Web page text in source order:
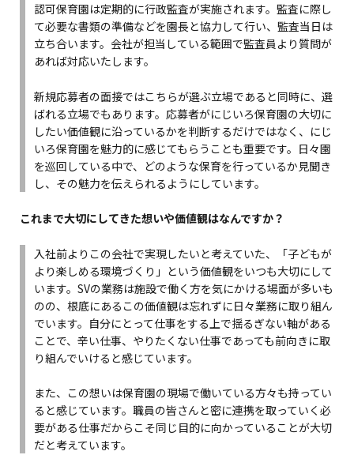
認可保育園は定期的に行政監査が実施されます。監査に際し
て必要な書類の準備などを園長と協力して行い、監査当日は
立ち合います。会社が担当している範囲で監査員より質問が
あれば対応いたします。
新規応募者の面接ではこちらが選ぶ立場であると同時に、選
ばれる立場でもあります。応募者がにじいろ保育園の大切に
したい価値観に沿っているかを判断するだけではなく、にじ
いろ保育園を魅力的に感じてもらうことも重要です。日々園
を巡回している中で、どのような保育を行っているか見聞き
し、その魅力を伝えられるようにしています。
これまで大切にしてきた想いや価値観はなんですか？
入社前よりこの会社で実現したいと考えていた、「子どもが
より楽しめる環境づくり」という価値観をいつも大切にして
います。SVの業務は施設で働く方を気にかける場面が多いも
のの、根底にあるこの価値観は忘れずに日々業務に取り組ん
でいます。自分にとって仕事をする上で揺るぎない軸がある
ことで、辛い仕事、やりたくない仕事であっても前向きに取
り組んでいけると感じています。
また、この想いは保育園の現場で働いている方々も持ってい
ると感じています。職員の皆さんと密に連携を取っていく必
要がある仕事だからこそ同じ目的に向かっていることが大切
だと考えています。